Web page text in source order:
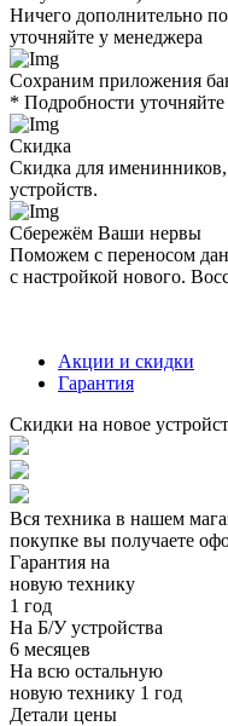
Ничего дополнительно
уточняйте у менеджера
Сохраним приложения
* Подробности
Скидка
Скидка для именинников,
устройств.
Сбережём Ваши нервы
Поможем с переносом
с настройкой нового.
Акции и скидки
Гарантия
Скидки на новое
Вся техника в нашем
покупке вы получаете
Гарантия на
новую технику
1 год
На Б/У устройства
6 месяцев
На всю остальную
новую технику 1 год
Детали цены